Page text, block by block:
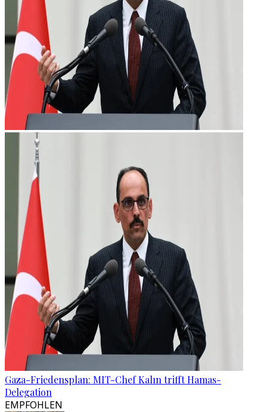
Gaza-Friedensplan: MIT-Chef Kalın trifft Hamas-
Delegation
EMPFOHLEN